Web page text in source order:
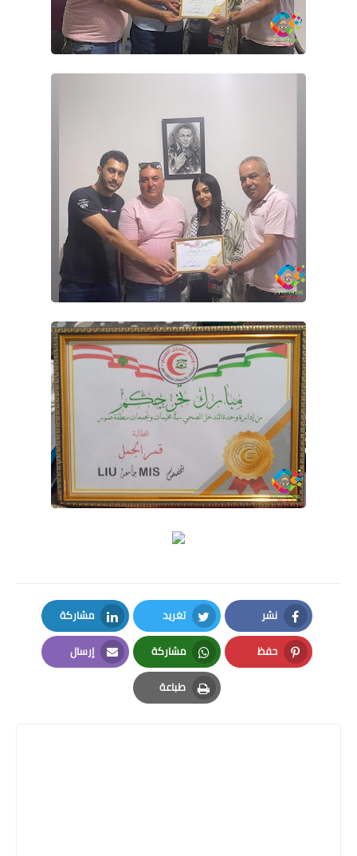
نشر
Facebook
تغريد
Twitter
مشاركة
LinkedIn
حفظ
Pinterest
مشاركة
Whatsapp
إرسال
Email
طباعة
Print